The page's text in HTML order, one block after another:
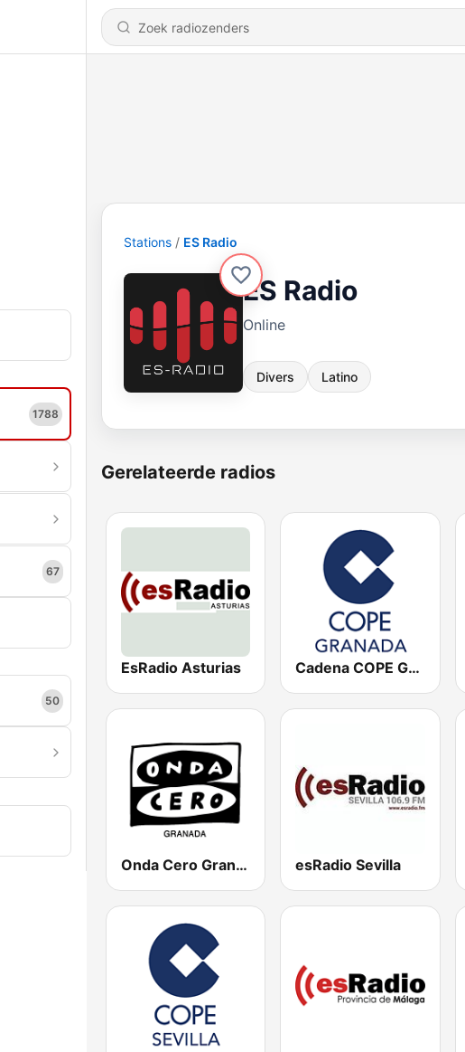
1788
67
50
Stations ES Radio
ES Radio
Online
Divers Latino
Gerelateerde radios
EsRadio Asturias Cadena COPE Granada
Onda Cero Granada esRadio Sevilla